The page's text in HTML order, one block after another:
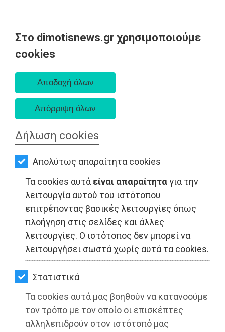
Στο dimotisnews.gr χρησιμοποιούμε
cookies
Δήλωση cookies
Απολύτως απαραίτητα cookies
Τα cookies αυτά είναι απαραίτηταγια την
λειτουργία αυτού του ιστότοπου
επιτρέποντας βασικές λειτουργίες όπως
πλοήγηση στις σελίδες και άλλες
λειτουργίες. Ο ιστότοπος δεν μπορεί να
λειτουργήσει σωστά χωρίς αυτά τα cookies.
Στατιστικά
Τα cookies αυτά μας βοηθούν να κατανοούμε
τον τρόπο με τον οποίο οι επισκέπτες
αλληλεπιδρούν στον ιστότοπό μας
AΡΧΙΚΗ
ΕΙΔΗΣΕΙΣ
ΠΟΛΙΤΙΚΗ
ΤΟΠΙΚΗ
ΑΥΤΟΔΙΟΙΚΗΣΗ
ΟΙΚΟΝΟΜΙΑ
ΑΘΛΗΤΙΣΜΟΣ
ΠΟΛΙΤΙΣΜΟΣ
ΣΠΙΤΙ-
ΚΗΠΟΣ
ΥΓΕΙΑ
LIFESTYLE
ΤΑΞΙΔΙΑ
ΕΞΟΔΟΣ
ΤΟΠΙΚΗ ΑΥΤΟΔΙΟΙΚΗΣΗ - Ευρώπη